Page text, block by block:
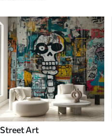
Street Art